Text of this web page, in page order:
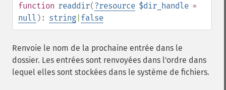
function readdir(?resource $dir_handle =
null ): string false
Renvoie le nom de la prochaine entrée dans le
dossier. Les entrées sont renvoyées dans l'ordre dans
lequel elles sont stockées dans le système de fichiers.